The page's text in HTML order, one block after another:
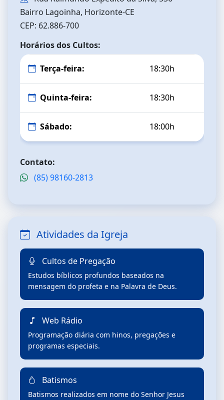
Bairro Lagoinha, Horizonte-CE
CEP: 62.886-700
Horários dos Cultos:
Terça-feira: 18:30h
Quinta-feira: 18:30h
Sábado: 18:00h
Contato:
(85) 98160-2813
Atividades da Igreja
Cultos de Pregação
Estudos bíblicos profundos baseados na
mensagem do profeta e na Palavra de Deus.
Web Rádio
Programação diária com hinos, pregações e
programas especiais.
Batismos
Batismos realizados em nome do Senhor Jesus